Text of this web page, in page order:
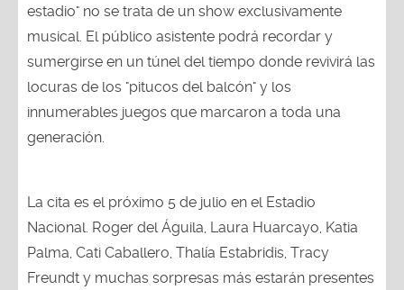
estadio" no se trata de un show exclusivamente
musical. El público asistente podrá recordar y
sumergirse en un túnel del tiempo donde revivirá las
locuras de los "pitucos del balcón" y los
innumerables juegos que marcaron a toda una
generación.
La cita es el próximo 5 de julio en el Estadio
Nacional. Roger del Águila, Laura Huarcayo, Katia
Palma, Cati Caballero, Thalía Estabridis, Tracy
Freundt y muchas sorpresas más estarán presentes